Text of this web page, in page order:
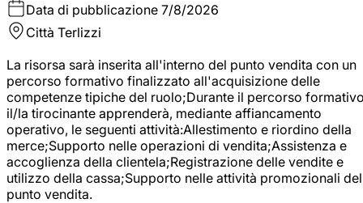
Data di pubblicazione 7/8/2026
Città Terlizzi
La risorsa sarà inserita all'interno del punto vendita con un
percorso formativo finalizzato all'acquisizione delle
competenze tipiche del ruolo;Durante il percorso
il/la tirocinante apprenderà, mediante affiancamento
operativo, le seguenti attività:Allestimento e riordino della
merce;Supporto nelle operazioni di vendita;Assistenza e
accoglienza della clientela;Registrazione delle vendite e
utilizzo della cassa;Supporto nelle attività promozionali del
punto vendita.